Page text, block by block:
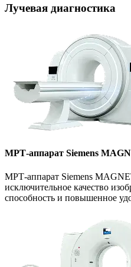
Лучевая диагностика
МРТ-аппарат Siemens
МРТ-аппарат Siemens
исключительное качество
способность и повышенное